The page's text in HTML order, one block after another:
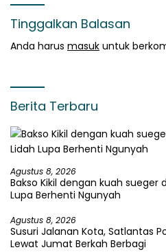
Tinggalkan Balasan
Anda harus masuk untuk
Berita Terbaru
Agustus 8, 2026
Bakso Kikil dengan kuah sueger
Lupa Berhenti Ngunyah
Agustus 8, 2026
Susuri Jalanan Kota, Satlantas
Lewat Jumat Berkah Berbagi